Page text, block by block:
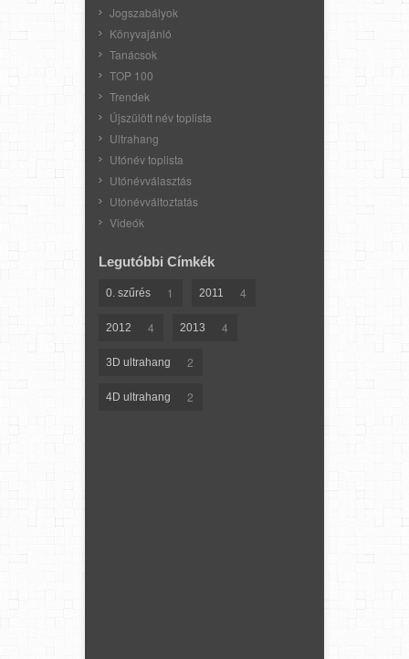
Jogszabályok
Könyvajánló
Tanácsok
TOP 100
Trendek
Újszülött név toplista
Ultrahang
Utónév toplista
Utónévválasztás
Utónévváltoztatás
Videók
Legutóbbi Címkék
0. szűrés 1 2011 4
2012 4 2013 4
3D ultrahang 2
4D ultrahang 2